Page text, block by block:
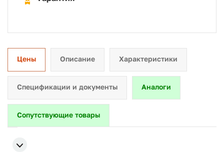
Цены Описание Характеристики
Спецификации и документы Аналоги
Сопутствующие товары